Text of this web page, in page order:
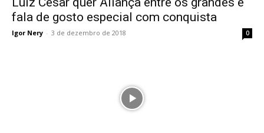
fala de gosto especial com conquista
Igor Nery - 3 de dezembro de 2018 0